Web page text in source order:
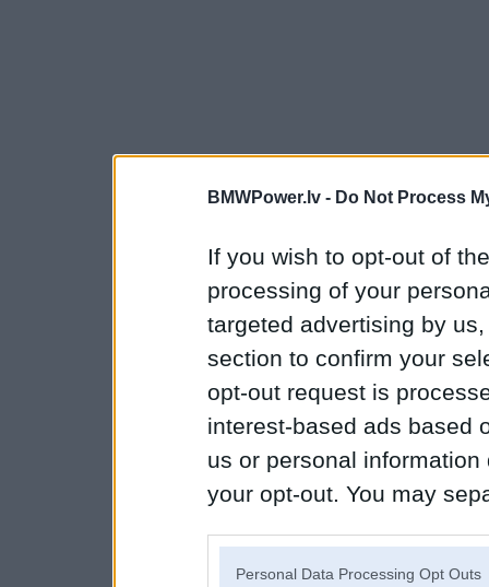
BMWPower.lv - Do Not Process
If you wish to opt-out of
processing of your
targeted advertising by
section to confirm your
opt-out request is
interest-based ads based
us or personal
your opt-out. You may
Personal Data Processing Opt Outs